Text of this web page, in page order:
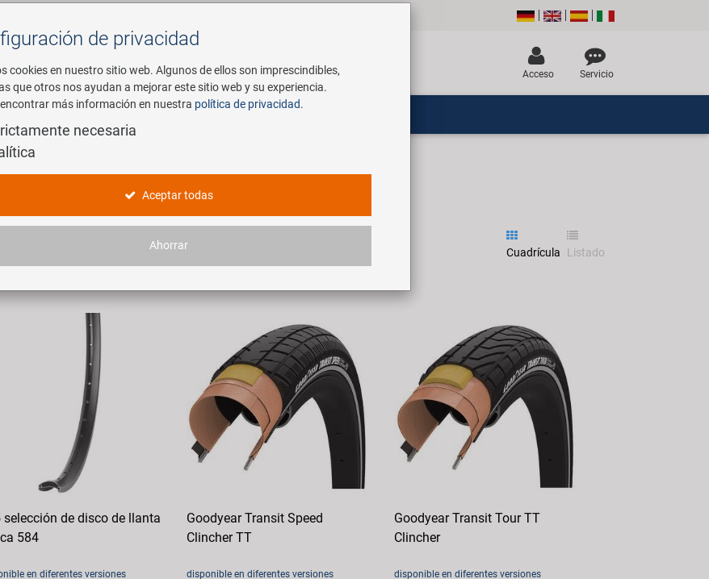
Buscar
Acceso Servicio
Servicio
Cuadrícula Listado
selección de disco de llanta
584
en diferentes versiones
Goodyear Transit Speed
Clincher TT
disponible en diferentes versiones
Goodyear Transit Tour TT
Clincher
disponible en diferentes versiones
de privacidad
cookies en nuestro sitio web. Algunos de ellos son imprescindibles,
que otros nos ayudan a mejorar este sitio web y su experiencia.
más información en nuestra política de privacidad.
necesaria
Aceptar todas
Ahorrar